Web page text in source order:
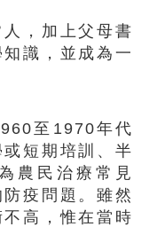
，加上父母書
識，並成為一
至1970年代
短期培訓、半
農民治療常見
疫問題。雖然
高，惟在當時